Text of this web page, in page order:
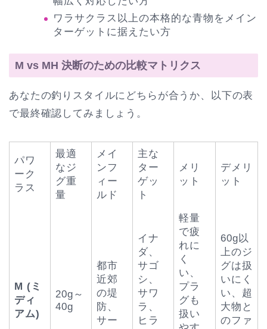
ワラサクラス以上の本格的な青物をメイン
ターゲットに据えたい方
M vs MH 決断のための比較マトリクス
あなたの釣りスタイルにどちらが合うか、以下の表
で最終確認してみましょう。
パワ
ーク
ラス
最適
なジ
グ重
量
メイ
ンフ
ィー
ルド
主な
ター
ゲッ
ト
メリ
ット
デメリ
ット
M (ミ
ディ
アム)
20g～
40g
都市
近郊
の堤
防、
サー
イナ
ダ、
サゴ
シ、
サワ
ラ、
ヒラ
軽量
で疲
れに
く
い、
プラ
グも
扱い
60g以
上のジ
グは扱
いにく
い、超
大物と
のファ